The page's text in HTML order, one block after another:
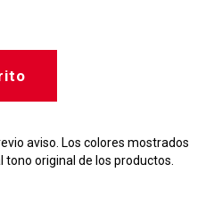
aviso. Los colores mostrados
original de los productos.